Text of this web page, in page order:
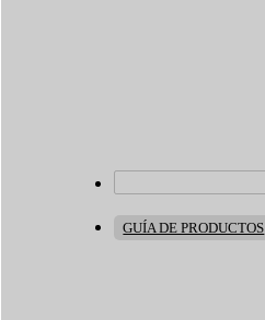
GUÍA DE PRODUCTOS